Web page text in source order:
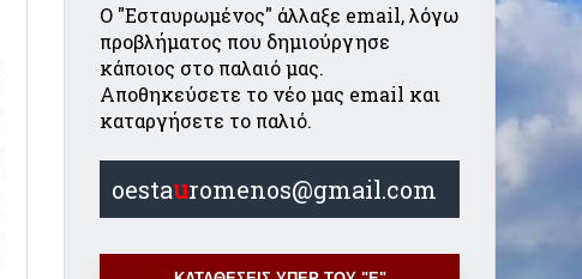
Ο "Εσταυρωμένος" άλλαξε email, λόγω
προβλήματος που δημιούργησε
κάποιος στο παλαιό μας.
Αποθηκεύσετε το νέο μας email και
καταργήσετε το παλιό.
oestauromenos@gmail.com